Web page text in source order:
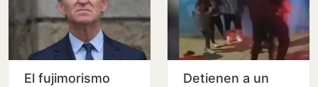
El fujimorismo
Detienen a un